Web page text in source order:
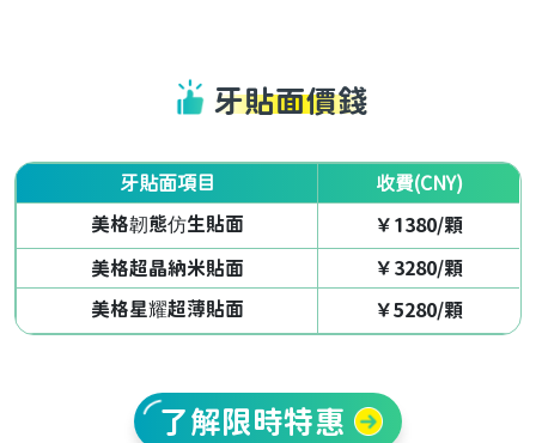
牙貼面價錢
牙貼面項目 收費(CNY)
美格韌態仿生貼面 ￥1380/顆
美格超晶納米貼面 ￥3280/顆
美格星耀超薄貼面 ￥5280/顆
了解限時特惠